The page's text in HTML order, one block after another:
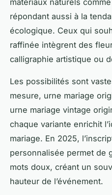
matériaux naturels
répondant aussi à la
écologique. Ceux qui
raffinée intègrent des
calligraphie artistique ou
Les possibilités sont
mesure, urne mariage
urne mariage vintage
chaque variante enrichit
mariage. En 2025,
personnalisée permet de
mots doux, créant un
hauteur de l’événement.